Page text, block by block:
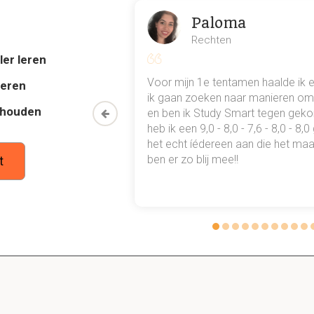
1.1 o/n cultuur in de autoclaaf
cultuur en hoe kan deze worden ingezet?
uur groeien. Dit wordt meestal in de nacht gedaan en wordt
Deze kan worden ingezet vanuit vaste koloniën op een plaat
medium groeien bacteriën?
de autoclaaf gestuurd wordt?
leren
mn
een heel
gewoon
Paloma
Rechten
Voor mijn 1e tentamen haalde ik
ik gaan zoeken naar manieren
en ben ik Study Smart tegen
heb ik een 9,0 - 8,0 - 7,6 - 8,0 -
het echt íédereen aan die het
ben er zo blij mee!!